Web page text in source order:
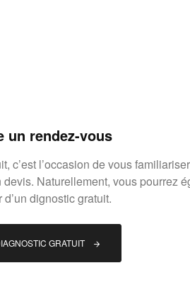
un rendez-vous
c’est l’occasion de vous
Naturellement, vous pourrez
d’un dignostic gratuit.
GRATUIT